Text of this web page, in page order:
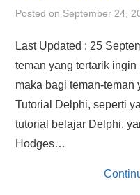
Posted on September 24,
Last Updated : 25
teman yang tertarik
maka bagi teman-
Tutorial Delphi, seperti
tutorial belajar Delphi,
Hodges…